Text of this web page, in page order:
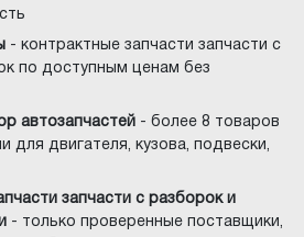
- контрактные запчасти запчасти с
по доступным ценам без
автозапчастей - более 8 товаров
для двигателя, кузова, подвески,
запчасти с разборок и
- только проверенные поставщики,